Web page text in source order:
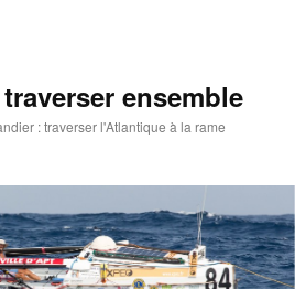
ensemble
: traverser l'Atlantique à la rame